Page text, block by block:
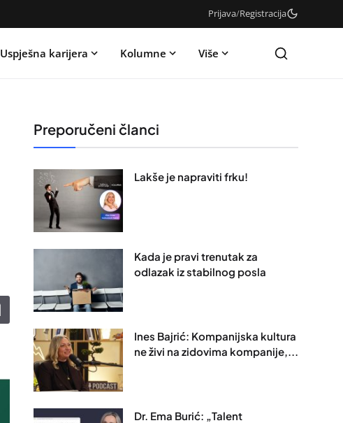
Prijava/Registracija
Uspješna karijera Kolumne Više
Preporučeni članci
Lakše je napraviti frku!
Kada je pravi trenutak za
odlazak iz stabilnog posla
Ines Bajrić: Kompanijska kultura
ne živi na zidovima kompanije,...
Dr. Ema Burić: „Talent